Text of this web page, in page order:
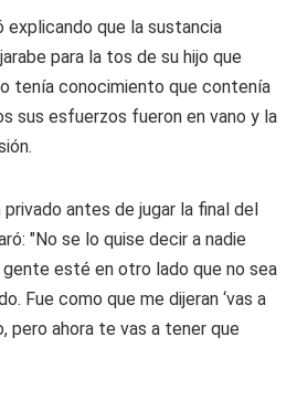
que la sustancia
para la tos de su hijo que
tenía conocimiento que contenía
sus esfuerzos fueron en vano y la
antes de jugar la final del
"No se lo quise decir a nadie
gente esté en otro lado que no sea
Fue como que me dijeran ‘vas a
pero ahora te vas a tener que